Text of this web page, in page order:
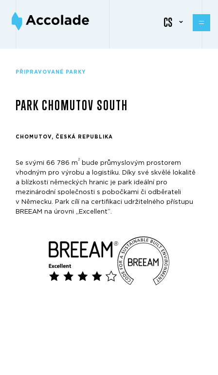
CS
PŘIPRAVOVANÉ PARKY
PARK CHOMUTOV SOUTH
CHOMUTOV, ČESKÁ REPUBLIKA
Se svými 66 786 m
2
bude průmyslovým prostorem
vhodným pro výrobu a logistiku. Díky své skvělé lokalitě
a blízkosti německých hranic je park ideální pro
mezinárodní společnosti s pobočkami či odběrateli
v Německu. Park cílí na certifikaci udržitelného přístupu
BREEAM na úrovni „Excellent“.